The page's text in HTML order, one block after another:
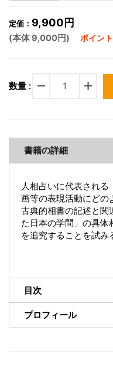
定価： 9,900円
(本体 9,000円) ポイン
数量 : remove add
書籍の詳細
人相占いに代表され
画等の表現活動にどの
古典的相書の記述と関
た日本の学問」の具体
を追究することを試み
目次
プロフィール